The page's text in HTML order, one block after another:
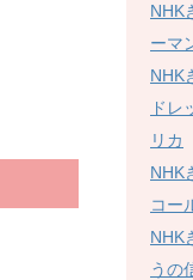
NHK
ーマ
NHK
ドレ
リカ
NHK
コー
NHK
うの